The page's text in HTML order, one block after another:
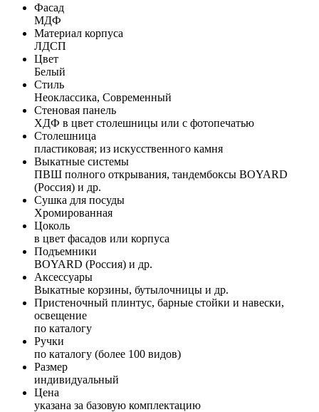
Фасад
МДФ
Материал корпуса
ЛДСП
Цвет
Белый
Стиль
Неоклассика, Современный
Стеновая панель
ХДФ в цвет столешницы или с фотопечатью
Столешница
пластиковая; из искусственного камня
Выкатные системы
ПВШ полного открывания, тандембоксы BOYARD
(Россия) и др.
Сушка для посуды
Хромированная
Цоколь
в цвет фасадов или корпуса
Подъемники
BOYARD (Россия) и др.
Аксессуары
Выкатные корзины, бутылочницы и др.
Пристеночный плинтус, барные стойки и навески,
освещение
по каталогу
Ручки
по каталогу (более 100 видов)
Размер
индивидуальный
Цена
указана за базовую комплектацию